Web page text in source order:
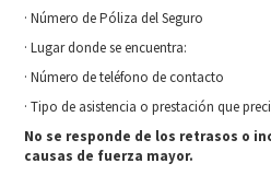
· Número de Póliza del Seguro
· Lugar donde se encuentra:
· Número de teléfono de contacto
· Tipo de asistencia o prestación que
No se responde de los retrasos o
causas de fuerza mayor.